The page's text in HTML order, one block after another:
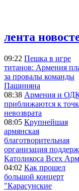
лента
09:22 Пешка в игре
титанов: Армения
за провалы команды
Пашиняна
08:38 Армения и
приближаются к
невозврата
08:05 Крупнейшая
армянская
благотворительная
организация
Католикоса Всех
04:02 Как прошел
большой концерт
"Карасунские